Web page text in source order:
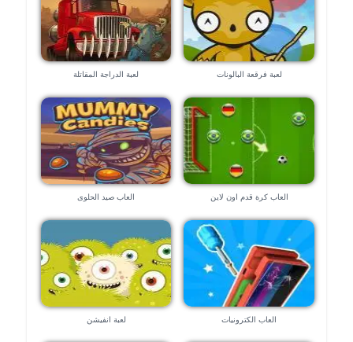
لعبة فرقعة البالونات لعبة الدراجة المقاتلة
العاب كرة قدم اون لاين العاب صيد الحلوى
العاب الكترونيات لعبة انفيشن